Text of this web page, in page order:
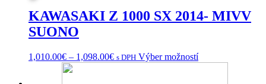
KAWASAKI Z 1000 SX 2014- MIVV
SUONO
1,010.00€ – 1,098.00€Price
s DPH Výber možnostíTento